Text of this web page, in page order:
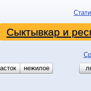
Сыктывкар и
нежилое